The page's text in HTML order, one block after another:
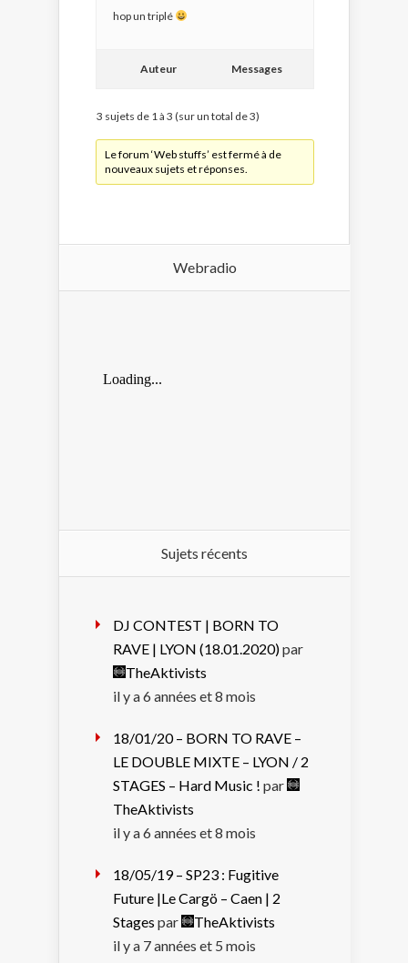
hop un triplé
Auteur Messages
3 sujets de 1 à 3 (sur un total de 3)
Le forum ‘Web stuffs’ est fermé à de
nouveaux sujets et réponses.
Webradio
Sujets récents
DJ CONTEST | BORN TO
RAVE | LYON (18.01.2020)par
TheAktivists
il y a 6 années et 8 mois
18/01/20 – BORN TO RAVE –
LE DOUBLE MIXTE – LYON / 2
STAGES – Hard Music ! par
TheAktivists
il y a 6 années et 8 mois
18/05/19 – SP23 : Fugitive
Future |Le Cargö – Caen | 2
Stages par
TheAktivists
il y a 7 années et 5 mois